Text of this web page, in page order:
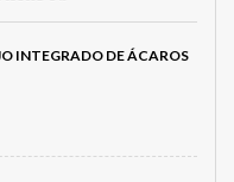
INTEGRADO DE ÁCAROS